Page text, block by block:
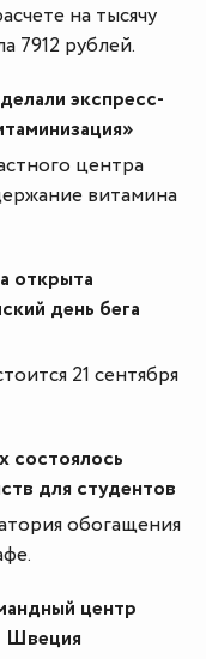
на тысячу
7912 рублей.
экспресс-
центра
витамина
открыта
день бега
21 сентября
состоялось
для студентов
обогащения
центр
Швеция